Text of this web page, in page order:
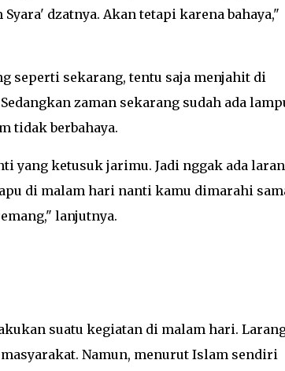
dzatnya. Akan tetapi karena bahaya,"
seperti sekarang, tentu saja menjahit di
zaman sekarang sudah ada
tidak berbahaya.
yang ketusuk jarimu. Jadi nggak ada
di malam hari nanti kamu dimarahi
lanjutnya.
suatu kegiatan di malam hari.
Namun, menurut Islam sendiri